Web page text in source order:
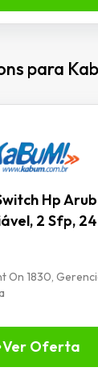
para
Hp
2 Sfp,
On 1830,
Ver Oferta